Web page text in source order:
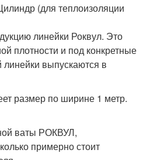
(для теплоизоляции
линейки Роквул. Это
плотности и под конкретные
выпускаются в
размер по ширине 1 метр.
ваты РОКВУЛ,
примерно стоит